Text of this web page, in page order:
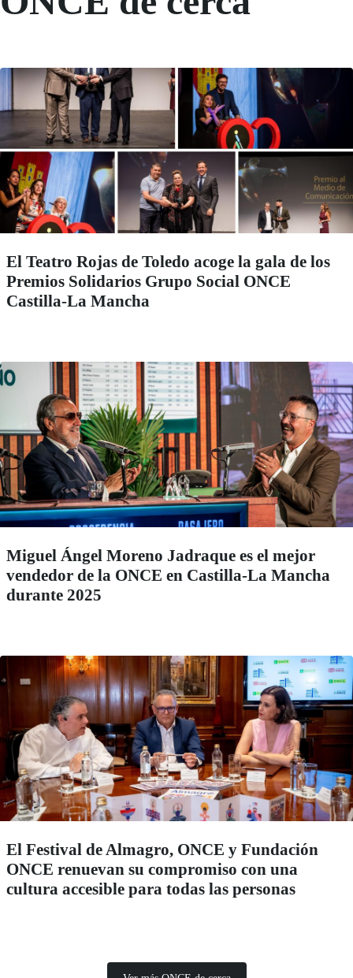
El Teatro Rojas de Toledo acoge la gala de los
Premios Solidarios Grupo Social ONCE
Castilla-La Mancha
Miguel Ángel Moreno Jadraque es el mejor
vendedor de la ONCE en Castilla-La Mancha
durante 2025
El Festival de Almagro, ONCE y Fundación
ONCE renuevan su compromiso con una
cultura accesible para todas las personas